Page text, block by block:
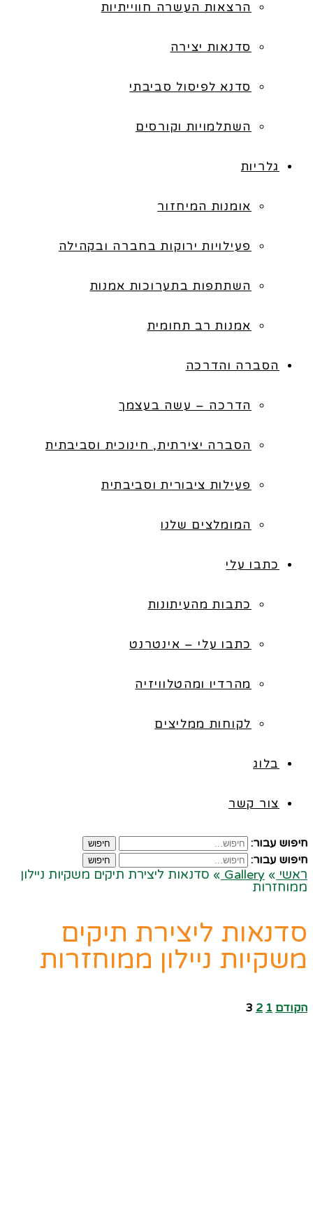
הרצאות העשרה חווייתיות
סדנאות יצירה
סדנא לפיסול סביבתי
השתלמויות וקורסים
גלריות
אומנות המיחזור
פעילויות ירוקות בחברה ובקהילה
השתתפות בתערוכות אמנות
אמנות רב תחומית
הסברה והדרכה
הדרכה – עשה בעצמך
הסברה יצירתית, חינוכית וסביבתית
פעילות ציבורית וסביבתית
המומלצים שלנו
כתבו עלי
כתבות מהעיתונות
כתבו עלי – אינטרנט
מהרדיו ומהטלוויזיה
לקוחות ממליצים
בלוג
צור קשר
חיפוש עבור: חיפוש
חיפוש עבור: חיפוש
ראשי »
Gallery
» סדנאות ליצירת תיקים משקיות ניילון
ממוחזרות
סדנאות ליצירת תיקים
משקיות ניילון ממוחזרות
הקודם 1
2
3